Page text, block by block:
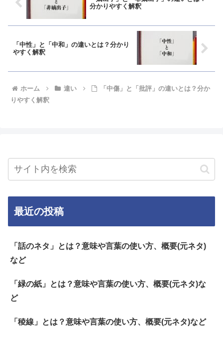
分かりやすく解釈
「中性」と「中和」の違いとは？分かり
やすく解釈
ホーム 違い
「中傷」と「批評」の違いとは？分か
りやすく解釈
最近の投稿
「話のネタ」とは？意味や言葉の使い方、概要(元ネタ)
など
「緑の紙」とは？意味や言葉の使い方、概要(元ネタ)な
ど
「稜線」とは？意味や言葉の使い方、概要(元ネタ)など